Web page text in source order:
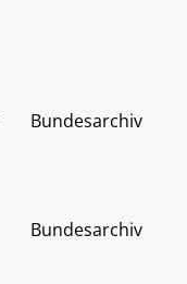
Bundesarchiv
Bundesarchiv